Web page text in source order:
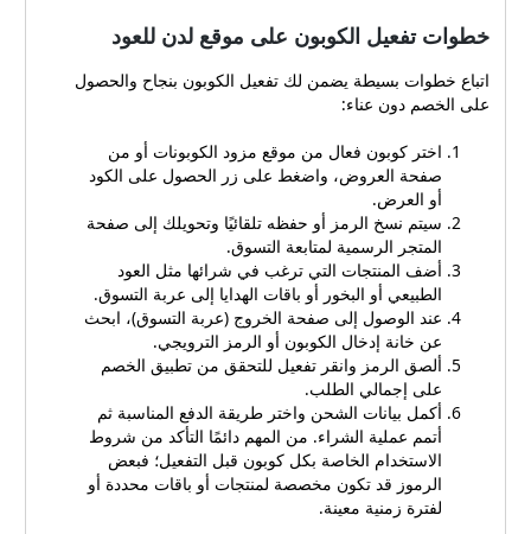
الحالات إلى 500 ريال سعودي.
تتوفر عند استخدام كوبون:
تخفيض فوري على سعر القطع
10% حسب نوع العرض.
إمكانية الجمع بين الكوبون
وعروض المتجر المحددة
للوصول إلى تخفيضات تصل
أحيانًا حتى 50% على منتجات
مختارة. توصيل مجاني داخل
المملكة على طلبات معينة،
مما يزيد من قيمة الخصم
الإجمالي. كمثال عمليّ على
كوبون متاح عبر منصات
الكوبونات، يمكنك تجربة الرمز
المذكور في هذا المقال (كود
خصم لدن للعود رمز (F-
ZLZTP)) للحصول على تخفيض
عند إتمام الشراء. خطوات
خطوات تفعيل الكوبون على موقع لدن للعود
اتباع خطوات بسيطة يضمن لك تفعيل الكوبون بنجاح والحصول
على الخصم دون عناء:
اختر كوبون فعال من موقع مزود الكوبونات أو من
صفحة العروض، واضغط على زر الحصول على الكود
أو العرض.
سيتم نسخ الرمز أو حفظه تلقائيًا وتحويلك إلى صفحة
المتجر الرسمية لمتابعة التسوق.
أضف المنتجات التي ترغب في شرائها مثل العود
الطبيعي أو البخور أو باقات الهدايا إلى عربة التسوق.
عند الوصول إلى صفحة الخروج (عربة التسوق)، ابحث
عن خانة إدخال الكوبون أو الرمز الترويجي.
ألصق الرمز وانقر تفعيل للتحقق من تطبيق الخصم
على إجمالي الطلب.
أكمل بيانات الشحن واختر طريقة الدفع المناسبة ثم
أتمم عملية الشراء. من المهم دائمًا التأكد من شروط
الاستخدام الخاصة بكل كوبون قبل التفعيل؛ فبعض
الرموز قد تكون مخصصة لمنتجات أو باقات محددة أو
لفترة زمنية معينة.